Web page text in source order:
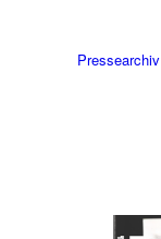
Pressearchiv